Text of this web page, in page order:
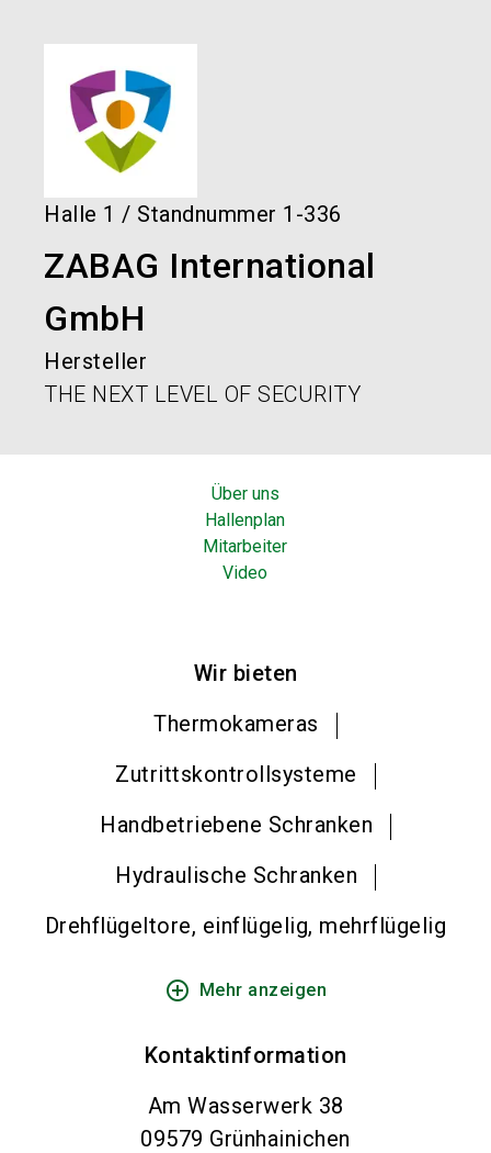
Halle 1 / Standnummer 1-336
ZABAG International
GmbH
Hersteller
THE NEXT LEVEL OF SECURITY
Über uns
Hallenplan
Mitarbeiter
Video
Wir bieten
Thermokameras
Zutrittskontrollsysteme
Handbetriebene Schranken
Hydraulische Schranken
Drehflügeltore, einflügelig, mehrflügelig
add_circle_outline Mehr anzeigen
Kontaktinformation
Am Wasserwerk 38
09579 Grünhainichen